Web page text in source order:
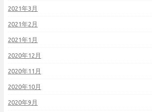
2021年3月
2021年2月
2021年1月
2020年12月
2020年11月
2020年10月
2020年9月